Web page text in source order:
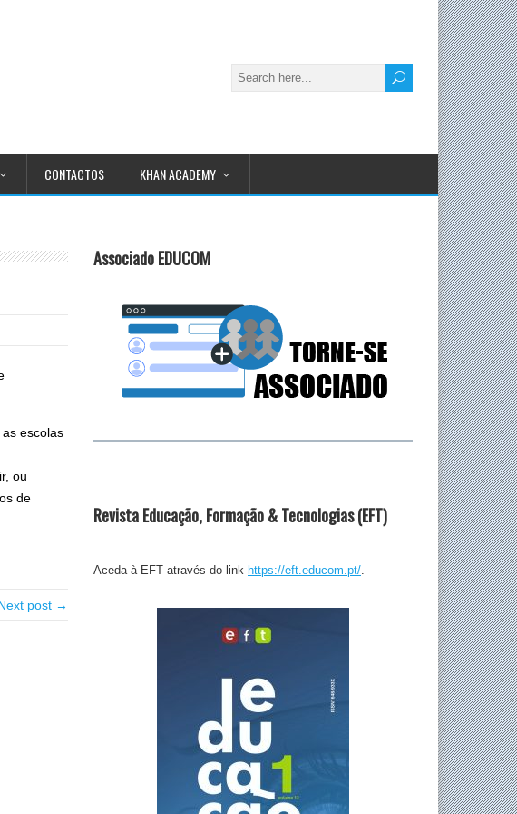
CONTACTOS KHAN ACADEMY
escolas
ou
de
post →
Associado EDUCOM
Revista Educação, Formação & Tecnologias (EFT)
Aceda à EFT através do link https://eft.educom.pt/.